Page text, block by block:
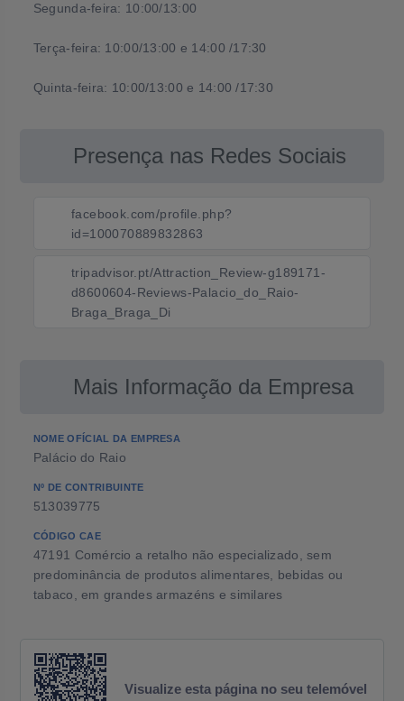
Segunda-feira: 10:00/13:00
Terça-feira: 10:00/13:00 e 14:00 /17:30
Quinta-feira: 10:00/13:00 e 14:00 /17:30
Presença nas Redes Sociais
facebook.com/profile.php?
id=100070889832863
tripadvisor.pt/Attraction_Review-g189171-
d8600604-Reviews-Palacio_do_Raio-
Braga_Braga_Di
Mais Informação da Empresa
NOME OFÍCIAL DA EMPRESA
Palácio do Raio
Nº DE CONTRIBUINTE
513039775
CÓDIGO CAE
47191 Comércio a retalho não especializado, sem
predominância de produtos alimentares, bebidas ou
tabaco, em grandes armazéns e similares
Visualize esta página no seu telemóvel